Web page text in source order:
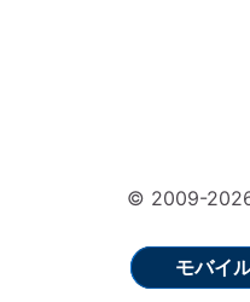
© 2009-
モバイ